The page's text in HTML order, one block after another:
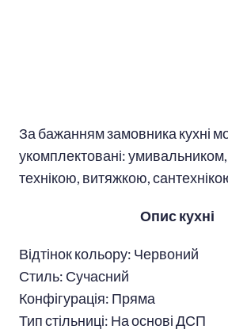
За бажанням замовника кухні
укомплектовані:
технікою, витяжкою,
Опис кухні
Відтінок кольору: Червоний
Стиль: Сучасний
Конфігурація: Пряма
Тип стільниці: На основі ДСП